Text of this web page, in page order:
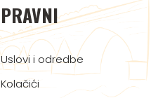
PRAVNI
Uslovi i odredbe
Kolačići